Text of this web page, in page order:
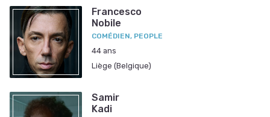
Francesco
Nobile
COMÉDIEN, PEOPLE
44 ans
Liège (Belgique)
Samir
Kadi